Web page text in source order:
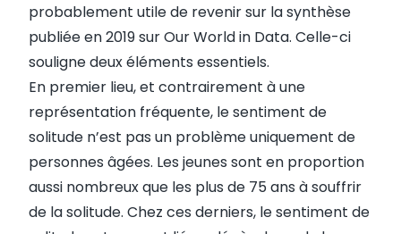
probablement utile de revenir sur la synthèse
publiée en 2019 sur Our World in Data. Celle-ci
souligne deux éléments essentiels.
En premier lieu, et contrairement à une
représentation fréquente, le sentiment de
solitude n’est pas un problème uniquement de
personnes âgées. Les jeunes sont en proportion
aussi nombreux que les plus de 75 ans à souffrir
de la solitude. Chez ces derniers, le sentiment de